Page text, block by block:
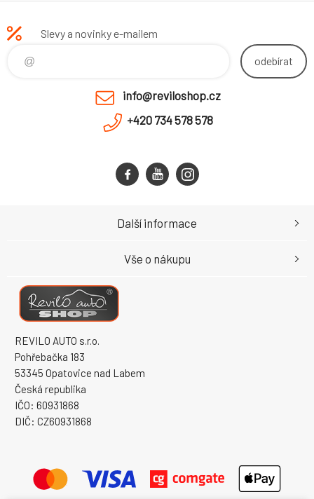
Slevy a novinky e-mailem
odebírat
info@reviloshop.cz
+420 734 578 578
REVILO AUTO s.r.o.
Pohřebačka 183
53345 Opatovice nad Labem
Česká republika
IČO: 60931868
DIČ: CZ60931868
Další informace
Vše o nákupu